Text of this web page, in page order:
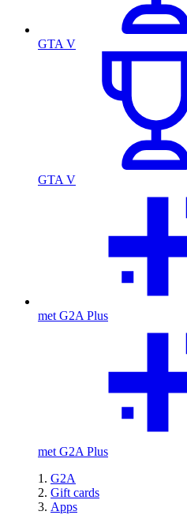
GTA V
GTA V
met G2A Plus
met G2A Plus
G2A
Gift cards
Apps